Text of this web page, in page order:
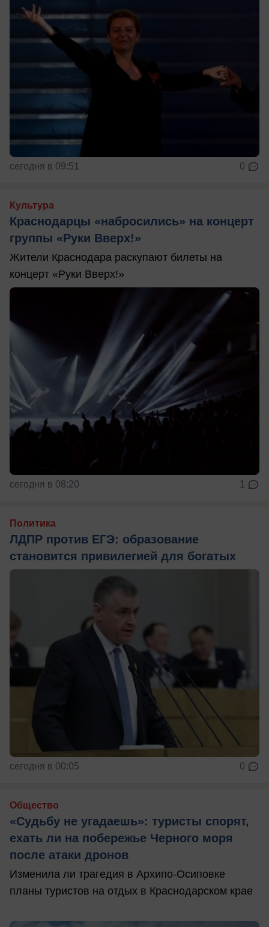
сегодня в 09:51 0
Культура
Краснодарцы «набросились» на концерт
группы «Руки Вверх!»
Жители Краснодара раскупают билеты на
концерт «Руки Вверх!»
сегодня в 08:20 1
Политика
ЛДПР против ЕГЭ: образование
становится привилегией для богатых
сегодня в 00:05 0
Общество
«Судьбу не угадаешь»: туристы спорят,
ехать ли на побережье Черного моря
после атаки дронов
Изменила ли трагедия в Архипо-Осиповке
планы туристов на отдых в Краснодарском крае